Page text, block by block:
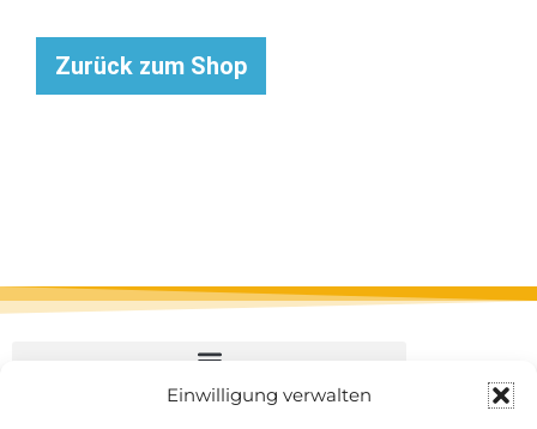
Einwilligung verwalten
Zurück zum Shop